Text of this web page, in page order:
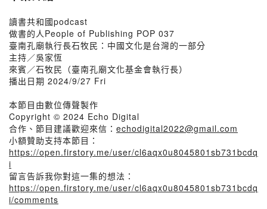
讀書共和國podcast
做書的人People of Publishing POP 037
臺南孔廟執行長石牧民：中國文化是台灣的一部分
主持／吳家恆
來賓／石牧民（臺南孔廟文化基金會執行長）
播出日期 2024/9/27 Fri
本節目由數位傳聲製作
Copyright © 2024 Echo Digital
合作、節目建議歡迎來信： echodigital2022@gmail.com
小額贊助支持本節目：
https://open.firstory.me/user/cl6aqx0u8045801sb731bcdq
i
留言告訴我你對這一集的想法：
https://open.firstory.me/user/cl6aqx0u8045801sb731bcdq
i/comments